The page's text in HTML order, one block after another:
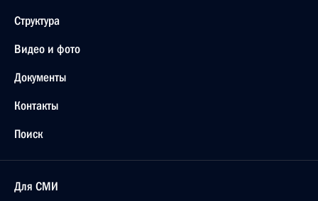
Структура
Видео и фото
Документы
Контакты
Поиск
Для СМИ